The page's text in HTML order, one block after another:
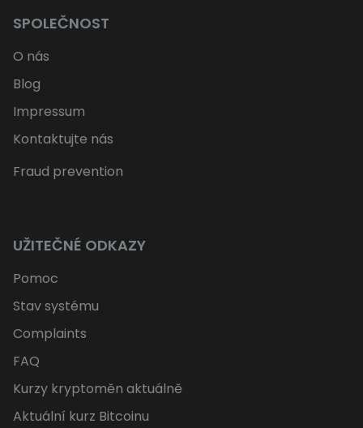
SPOLEČNOST
O nás
Blog
Impressum
Kontaktujte nás
Fraud prevention
UŽITEČNÉ ODKAZY
Pomoc
Stav systému
Complaints
FAQ
Kurzy kryptoměn aktuálně
Aktuální kurz Bitcoinu